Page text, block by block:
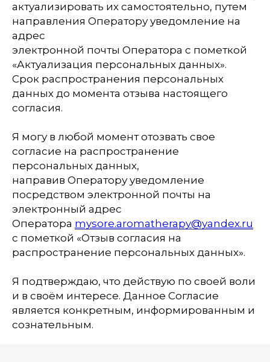
актуализировать их самостоятельно, путем
направления Оператору уведомление на
адрес
электронной почты Оператора с пометкой
«Актуализация персональных данных».
Срок распространения персональных
данных до момента отзыва настоящего
согласия.
Я могу в любой момент отозвать свое
согласие на распространение
персональных данных,
направив Оператору уведомление
посредством электронной почты на
электронный адрес
Оператора mysore.aromatherapy@yandex.ru
с пометкой «Отзыв согласия на
распространение персональных данных».
Я подтверждаю, что действую по своей воли
и в своём интересе. Данное Согласие
является конкретным, информированным и
сознательным.